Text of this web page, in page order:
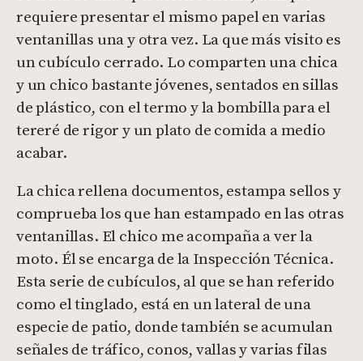
requiere presentar el mismo papel en varias
ventanillas una y otra vez. La que más visito es
un cubículo cerrado. Lo comparten una chica
y un chico bastante jóvenes, sentados en sillas
de plástico, con el termo y la bombilla para el
tereré de rigor y un plato de comida a medio
acabar.
La chica rellena documentos, estampa sellos y
comprueba los que han estampado en las otras
ventanillas. El chico me acompaña a ver la
moto. Él se encarga de la Inspección Técnica.
Esta serie de cubículos, al que se han referido
como el tinglado, está en un lateral de una
especie de patio, donde también se acumulan
señales de tráfico, conos, vallas y varias filas